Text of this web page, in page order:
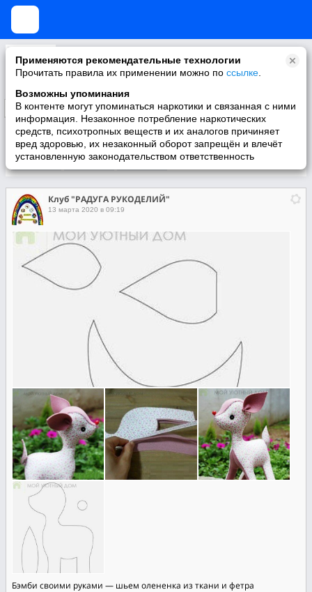
Применяются рекомендательные технологии
Прочитать правила их применении можно по ссылке
Возможны упоминания
В контенте могут упоминаться наркотики и связанная с ними
информация. Незаконное потребление наркотических
средств, психотропных веществ и их аналогов причиняет
вред здоровью, их незаконный оборот запрещён и влечёт
установленную законодательством ответственность
Подписаться
Участники О группе
Клуб "РАДУГА РУКОДЕЛИЙ"
13 марта 2020 в 09:19
Бэмби своими руками — шьем олененка из ткани и фетра